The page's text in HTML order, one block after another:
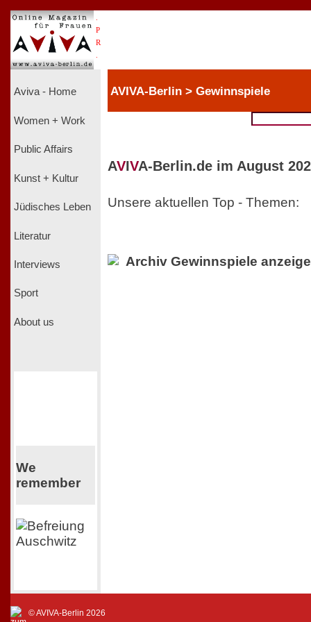
P
R
Aviva - Home
Women + Work
Public Affairs
Kunst + Kultur
Jüdisches Leben
Literatur
Interviews
Sport
About us
We
remember
AVIVA-Berlin > Gewinnspiele
AVIVA-Berlin.de im August
Unsere aktuellen Top - Themen:
Archiv Gewinnspiele
© AVIVA-Berlin 2026